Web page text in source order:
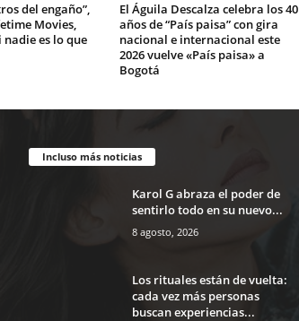
del engaño”,
Movies,
es lo que
El Águila Descalza celebra los 40
años de “País paisa” con gira
nacional e internacional este
2026 vuelve «País paisa» a
Bogotá
Incluso más noticias
Karol G abraza el poder de
sentirlo todo en su nuevo...
8 agosto, 2026
Los rituales están de vuelta:
cada vez más personas
buscan experiencias...